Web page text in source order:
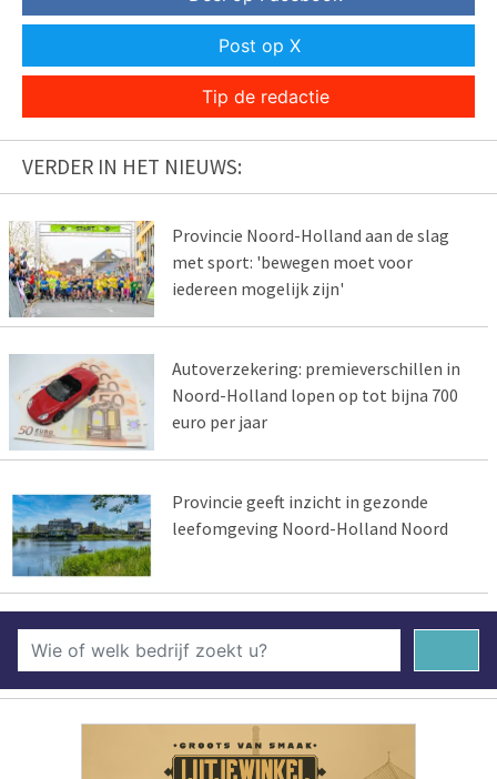
Post op X
Tip de redactie
VERDER IN HET NIEUWS:
Provincie Noord-Holland aan de slag
met sport: 'bewegen moet voor
iedereen mogelijk zijn'
Autoverzekering: premieverschillen in
Noord-Holland lopen op tot bijna 700
euro per jaar
Provincie geeft inzicht in gezonde
leefomgeving Noord-Holland Noord